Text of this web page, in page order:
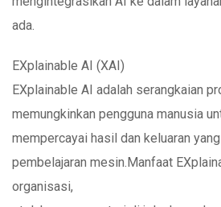
ada.
EXplainable AI (XAI)
EXplainable AI adalah serangkaian
memungkinkan pengguna manusia
mempercayai hasil dan keluaran
pembelajaran mesin.Manfaat
organisasi,